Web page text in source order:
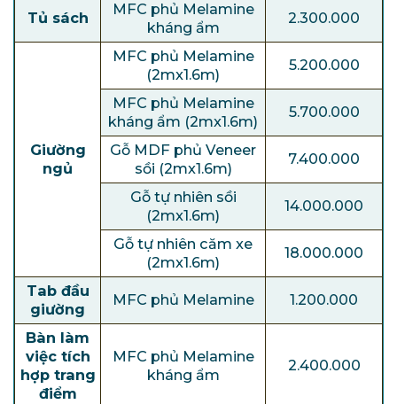
Tủ sách
MFC phủ Melamine
kháng ẩm
2.300.000
Giường
ngủ
MFC phủ Melamine
(2mx1.6m)
5.200.000
MFC phủ Melamine
kháng ẩm (2mx1.6m)
5.700.000
Gỗ MDF phủ Veneer
sồi (2mx1.6m)
7.400.000
Gỗ tự nhiên sồi
(2mx1.6m)
14.000.000
Gỗ tự nhiên căm xe
(2mx1.6m)
18.000.000
Tab đầu
giường
MFC phủ Melamine 1.200.000
Bàn làm
việc tích
hợp trang
điểm
MFC phủ Melamine
kháng ẩm
2.400.000